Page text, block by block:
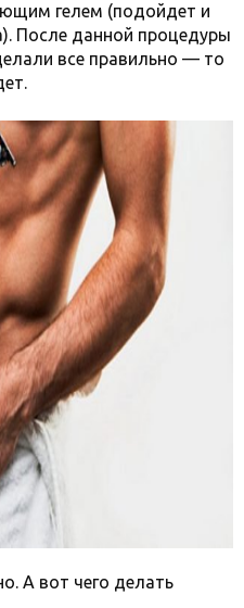
гелем (подойдет и
После данной процедуры
все правильно — то
А вот чего делать